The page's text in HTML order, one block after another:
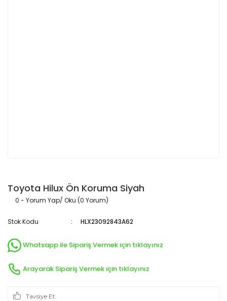
Toyota Hilux Ön Koruma Siyah
0 - Yorum Yap/ Oku (0 Yorum)
Stok Kodu HLX23092843A62
Whatsapp ile Sipariş Vermek için tıklayınız
Arayarak Sipariş Vermek için tıklayınız
Tavsiye Et